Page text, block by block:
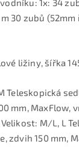
1x: 34
30 zubů (52mm
ližiny, šířka
Teleskopická
mm, MaxFlow,
Velikost: M/L, L
zdvih 150 mm,